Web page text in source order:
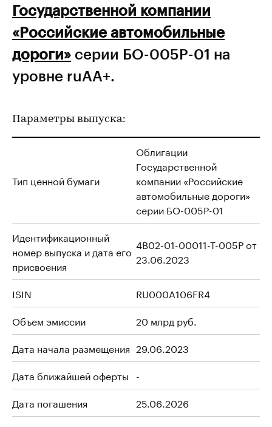
Государственной компании
«Российские автомобильные
дороги» серии БО-005P-01 на
уровне ruAA+.
Параметры выпуска:
Тип ценной бумаги
Облигации
Государственной
компании «Российские
автомобильные дороги»
серии БО-005P-01
Идентификационный
номер выпуска и дата его
присвоения
4B02-01-00011-T-005P от
23.06.2023
ISIN
RU000A106FR4
Объем эмиссии
20 млрд руб.
Дата начала размещения 29.06.2023
Дата ближайшей оферты -
Дата погашения
25.06.2026